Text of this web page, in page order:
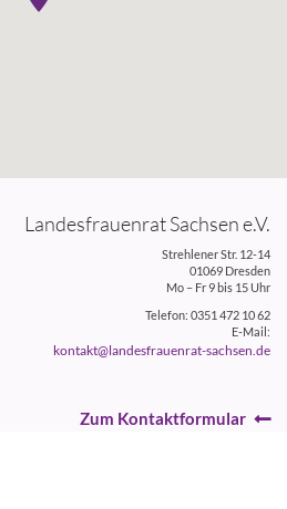
Landesfrauenrat Sachsen e.V.
Strehlener Str. 12-14
01069 Dresden
Mo – Fr 9 bis 15 Uhr
Telefon: 0351 472 10 62
E-Mail:
kontakt@landesfrauenrat-sachsen.de
Zum Kontaktformular